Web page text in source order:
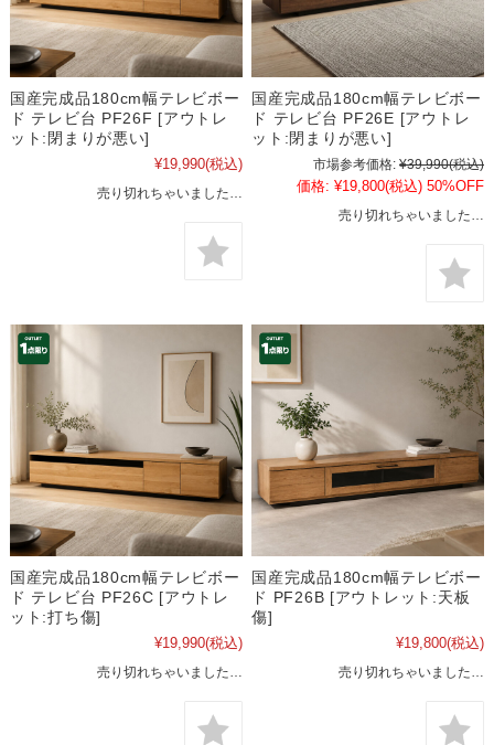
国産完成品180cm幅テレビボー
ド テレビ台 PF26F [アウトレ
ット:閉まりが悪い]
¥19,990(税込)
売り切れちゃいました…
国産完成品180cm幅テレビボー
ド テレビ台 PF26E [アウトレ
ット:閉まりが悪い]
市場参考価格: ¥39,990(税込)
価格: ¥19,800(税込) 50%OFF
売り切れちゃいました…
国産完成品180cm幅テレビボー
ド テレビ台 PF26C [アウトレ
ット:打ち傷]
¥19,990(税込)
売り切れちゃいました…
国産完成品180cm幅テレビボー
ド PF26B [アウトレット:天板
傷]
¥19,800(税込)
売り切れちゃいました…